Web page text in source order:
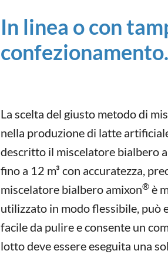
In linea o con
La scelta del giusto metodo di
nella produzione di latte
descritto il miscelatore bialbero
fino a 12 m³ con accuratezza,
miscelatore bialbero amixon® è
utilizzato in modo flessibile, può
facile da pulire e consente un
lotto deve essere eseguita una